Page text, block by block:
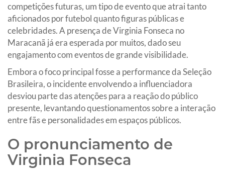
competições futuras, um tipo de evento que atrai tanto
aficionados por futebol quanto figuras públicas e
celebridades. A presença de Virginia Fonseca no
Maracanã já era esperada por muitos, dado seu
engajamento com eventos de grande visibilidade.
Embora o foco principal fosse a performance da Seleção
Brasileira, o incidente envolvendo a influenciadora
desviou parte das atenções para a reação do público
presente, levantando questionamentos sobre a interação
entre fãs e personalidades em espaços públicos.
O pronunciamento de
Virginia Fonseca